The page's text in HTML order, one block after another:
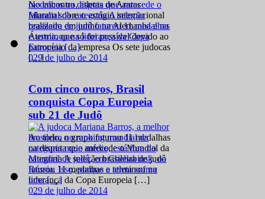
No encontro, atletas de Araras
falaram sobre o estágio internacional
realizado em junho na Alemanha e na
Áustria, que só foi possível devido ao
patrocínio da empresa Os sete judocas
[…]
029 de julho de 2014
Com cinco ouros, Brasil
conquista Copa Europeia
sub 21 de Judô
Ao todo, o grupo faturou 11 medalhas
na disputa que antecede o Mundial da
categoria A seleção brasileira de judô
faturou 11 medalhas e terminou na
liderança da Copa Europeia […]
029 de julho de 2014